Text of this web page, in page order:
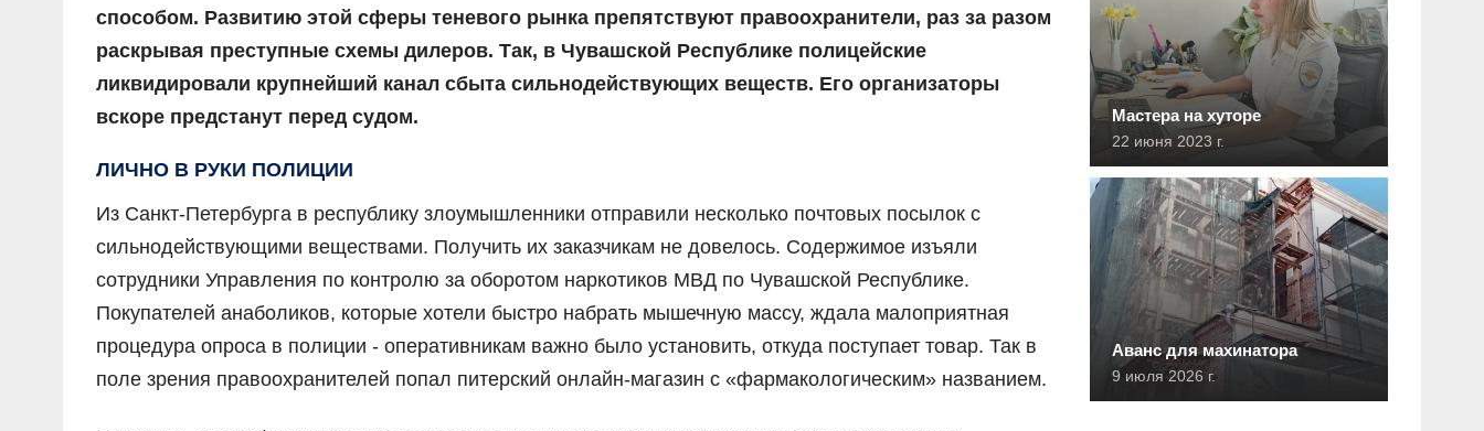
способом. Развитию этой сферы теневого рынка препятствуют правоохранители, раз за разом
раскрывая преступные схемы дилеров. Так, в Чувашской Республике полицейские
ликвидировали крупнейший канал сбыта сильнодействующих веществ. Его организаторы
вскоре предстанут перед судом.
ЛИЧНО В РУКИ ПОЛИЦИИ
Из Санкт-Петербурга в республику злоумышленники отправили несколько почтовых посылок с
сильнодействующими веществами. Получить их заказчикам не довелось. Содержимое изъяли
сотрудники Управления по контролю за оборотом наркотиков МВД по Чувашской Республике.
Покупателей анаболиков, которые хотели быстро набрать мышечную массу, ждала малоприятная
процедура опроса в полиции - оперативникам важно было установить, откуда поступает товар. Так в
поле зрения правоохранителей попал питерский онлайн-магазин с «фармакологическим» названием.
Мастера на хуторе
22 июня 2023 г.
Аванс для махинатора
9 июля 2026 г.